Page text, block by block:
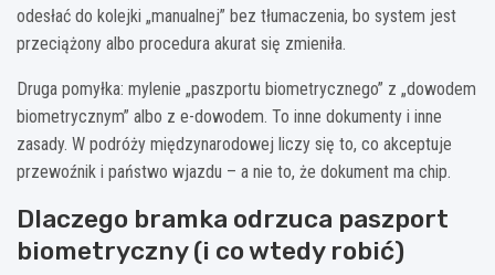
odesłać do kolejki „manualnej” bez tłumaczenia, bo system jest
przeciążony albo procedura akurat się zmieniła.
Druga pomyłka: mylenie „paszportu biometrycznego” z „dowodem
biometrycznym” albo z e-dowodem. To inne dokumenty i inne
zasady. W podróży międzynarodowej liczy się to, co akceptuje
przewoźnik i państwo wjazdu – a nie to, że dokument ma chip.
Dlaczego bramka odrzuca paszport
biometryczny (i co wtedy robić)